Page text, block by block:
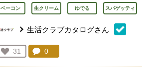
ベーコン 生クリーム ゆでる スパゲッティ
生活クラブカタログさん
お気に入り登録：
31
人が登録
コメント：
0